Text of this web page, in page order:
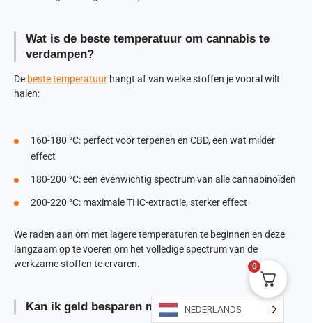
Wat is de beste temperatuur om cannabis te
verdampen?
De beste temperatuur hangt af van welke stoffen je vooral wilt
halen:
160-180 °C: perfect voor terpenen en CBD, een wat milder
effect
180-200 °C: een evenwichtig spectrum van alle cannabinoïden
200-220 °C: maximale THC-extractie, sterker effect
We raden aan om met lagere temperaturen te beginnen en deze
langzaam op te voeren om het volledige spectrum van de
werkzame stoffen te ervaren.
Kan ik geld besparen met een vaporizer?
0
NEDERLANDS